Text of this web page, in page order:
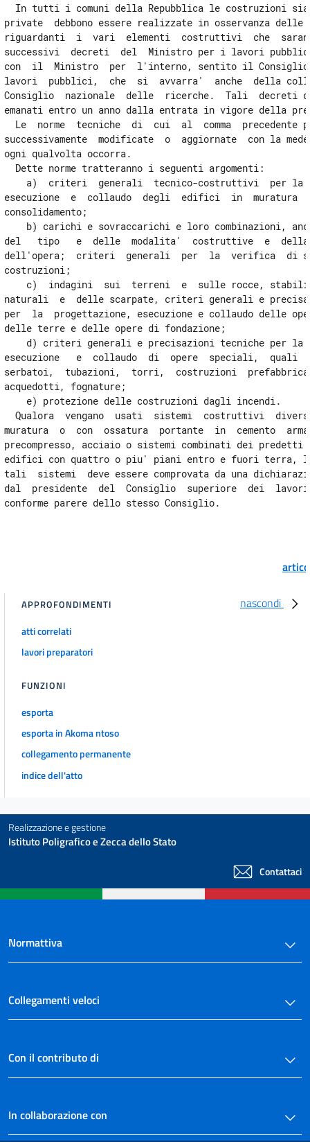
16
Capo III
VIGILANZA SULLE COSTRUZIONI
17
18
19
TITOLO III
REPRESSIONE DELLE VIOLAZIONI
20
21
22
23
24
25
26
27
28
29
TITOLO IV
DISPOSIZIONI TRANSITORIE E FINALI
30
31
32
33
34
In tutti i comuni della Repubblica le costruzioni
private  debbono essere realizzate in osservanza delle
riguardanti  i  vari  elementi  costruttivi  che
successivi  decreti  del  Ministro per i lavori
con  il  Ministro  per  l'interno, sentito il Consiglio
lavori  pubblici,  che  si  avvarra'  anche  della
Consiglio  nazionale  delle  ricerche.  Tali  decreti
emanati entro un anno dalla entrata in vigore della
Le  norme  tecniche  di  cui  al  comma  precedente
successivamente  modificate  o  aggiornate  con la
ogni qualvolta occorra.
  Dette norme tratteranno i seguenti argomenti:
a)  criteri  generali  tecnico-costruttivi  per la
esecuzione  e  collaudo  degli  edifici  in
consolidamento;
b) carichi e sovraccarichi e loro combinazioni,
del   tipo   e  delle  modalita'  costruttive  e  della
dell'opera;  criteri  generali  per  la  verifica  di
costruzioni;
c)  indagini  sui  terreni  e  sulle rocce,
naturali  e  delle scarpate, criteri generali e
per  la  progettazione, esecuzione e collaudo delle
delle terre e delle opere di fondazione;
d) criteri generali e precisazioni tecniche per la
esecuzione   e  collaudo  di  opere  speciali,  quali
serbatoi,  tubazioni,  torri,  costruzioni
acquedotti, fognature;
    e) protezione delle costruzioni dagli incendi.
Qualora  vengano  usati  sistemi  costruttivi
muratura  o  con  ossatura  portante  in  cemento
precompresso, acciaio o sistemi combinati dei
edifici con quattro o piu' piani entro e fuori terra,
tali  sistemi  deve essere comprovata da una
dal  presidente  del  Consiglio  superiore  dei
nascondi
APPROFONDIMENTI
atti correlati
lavori preparatori
FUNZIONI
esporta
esporta in Akoma ntoso
collegamento permanente
indice dell'atto
Realizzazione e gestione
Istituto Poligrafico e Zecca dello Stato
Contattaci
Normattiva
Collegamenti veloci
Con il contributo di
In collaborazione con